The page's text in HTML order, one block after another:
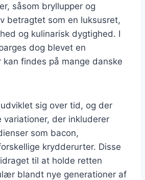
såsom bryllupper og
betragtet som en luksusret,
og kulinarisk dygtighed. I
dog blevet en
kan findes på mange danske
sig over tid, og der
variationer, der inkluderer
som bacon,
krydderurter. Disse
til at holde retten
blandt nye generationer af